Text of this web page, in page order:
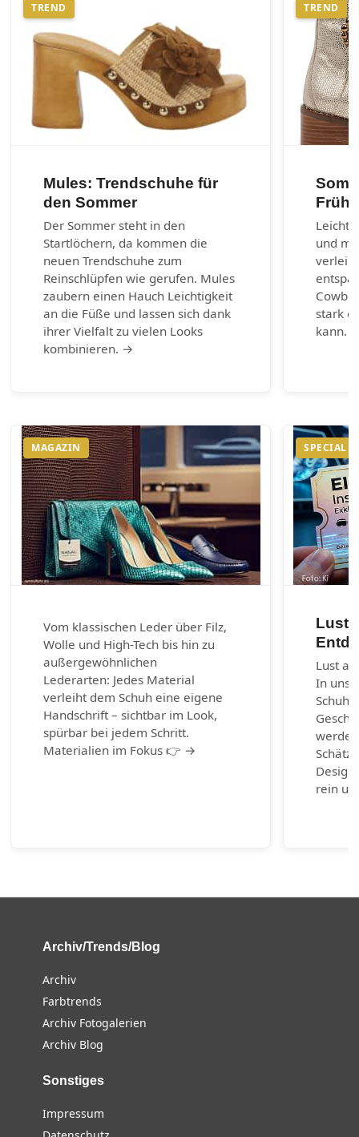
TREND
Mules: Trendschuhe für
den Sommer
Der Sommer steht in den
Startlöchern, da kommen die
neuen Trendschuhe zum
Reinschlüpfen wie gerufen. Mules
zaubern einen Hauch Leichtigkeit
an die Füße und lassen sich dank
ihrer Vielfalt zu vielen Looks
kombinieren. →
TREND
und
stark
kann.
MAGAZIN
Vom klassischen Leder über Filz,
Wolle und High-Tech bis hin zu
außergewöhnlichen
Lederarten: Jedes Material
verleiht dem Schuh eine eigene
Handschrift – sichtbar im Look,
spürbar bei jedem Schritt.
Materialien im Fokus 👉 →
SPECIAL
Lust
Lust
In
rein
Archiv/Trends/Blog
Archiv
Farbtrends
Archiv Fotogalerien
Archiv Blog
Sonstiges
Impressum